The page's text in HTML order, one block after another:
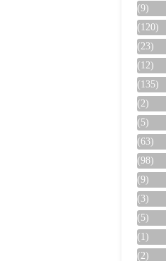
(9)
(120)
(23)
(12)
(135)
(2)
(5)
(63)
(98)
(9)
(3)
(5)
(1)
(2)